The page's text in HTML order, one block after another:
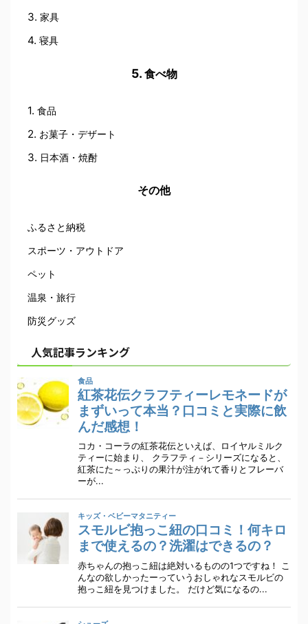
家具
寝具
食べ物
食品
お菓子・デザート
日本酒・焼酎
その他
ふるさと納税
スポーツ・アウトドア
ペット
温泉・旅行
防災グッズ
人気記事ランキング